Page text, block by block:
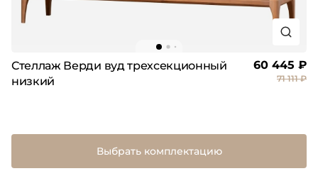
Стеллаж Верди вуд трехсекционный
низкий
60 445 ₽
71 111 ₽
Выбрать комплектацию